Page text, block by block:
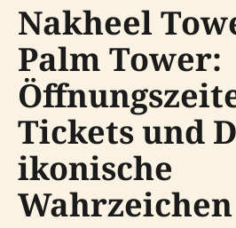
Nakheel
Palm Tower:
Tickets und
ikonische
Wahrzeichen